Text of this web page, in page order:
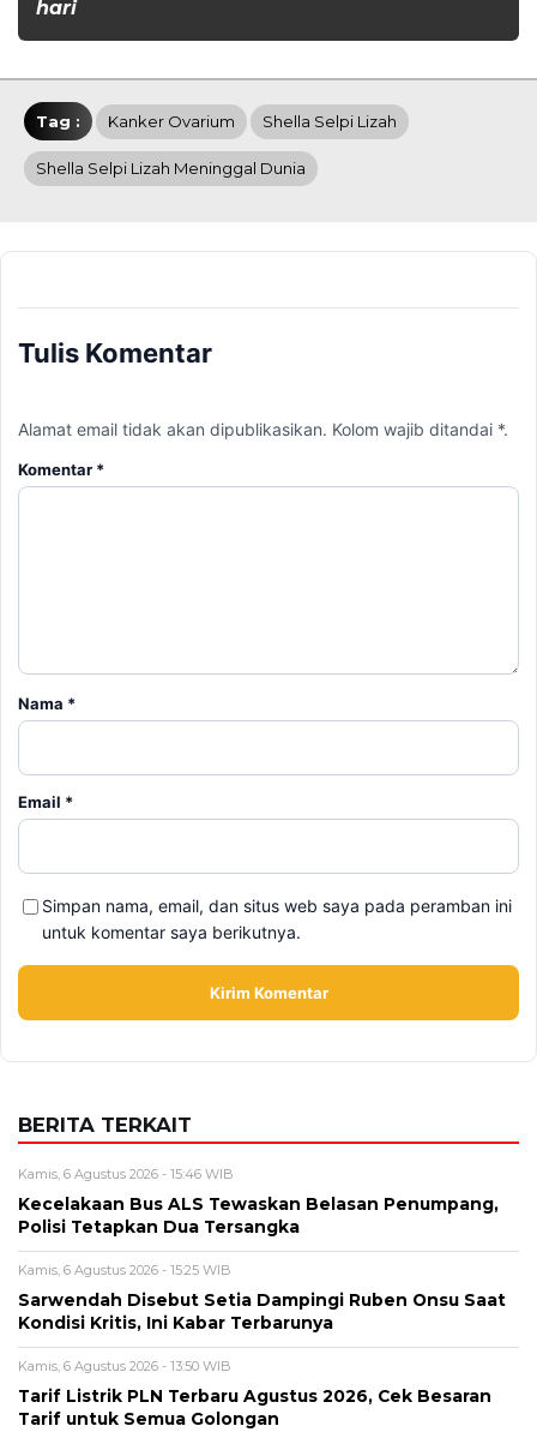
hari
Tag : Kanker Ovarium Shella Selpi Lizah
Shella Selpi Lizah Meninggal Dunia
Tulis Komentar
Alamat email tidak akan dipublikasikan. Kolom wajib ditandai *.
Komentar *
Nama *
Email *
Simpan nama, email, dan situs web saya pada peramban ini
untuk komentar saya berikutnya.
BERITA TERKAIT
Kamis, 6 Agustus 2026 - 15:46 WIB
Kecelakaan Bus ALS Tewaskan Belasan Penumpang,
Polisi Tetapkan Dua Tersangka
Kamis, 6 Agustus 2026 - 15:25 WIB
Sarwendah Disebut Setia Dampingi Ruben Onsu Saat
Kondisi Kritis, Ini Kabar Terbarunya
Kamis, 6 Agustus 2026 - 13:50 WIB
Tarif Listrik PLN Terbaru Agustus 2026, Cek Besaran
Tarif untuk Semua Golongan